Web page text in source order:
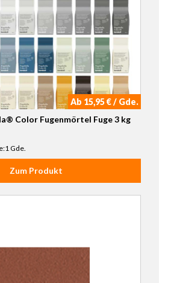
Ab 15,95 € / Gde.
Color Fugenmörtel Fuge 3 kg
Gde.
Zum Produkt